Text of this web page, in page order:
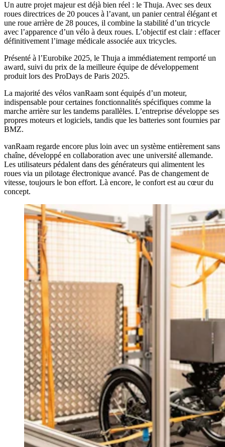
Un autre projet majeur est déjà bien réel : le Thuja. Avec ses deux
roues directrices de 20 pouces à l’avant, un panier central élégant et
une roue arrière de 28 pouces, il combine la stabilité d’un tricycle
avec l’apparence d’un vélo à deux roues. L’objectif est clair : effacer
définitivement l’image médicale associée aux tricycles.
Présenté à l’Eurobike 2025, le Thuja a immédiatement remporté un
award, suivi du prix de la meilleure équipe de développement
produit lors des ProDays de Paris 2025.
La majorité des vélos vanRaam sont équipés d’un moteur,
indispensable pour certaines fonctionnalités spécifiques comme la
marche arrière sur les tandems parallèles. L’entreprise développe ses
propres moteurs et logiciels, tandis que les batteries sont fournies par
BMZ.
vanRaam regarde encore plus loin avec un système entièrement sans
chaîne, développé en collaboration avec une université allemande.
Les utilisateurs pédalent dans des générateurs qui alimentent les
roues via un pilotage électronique avancé. Pas de changement de
vitesse, toujours le bon effort. Là encore, le confort est au cœur du
concept.